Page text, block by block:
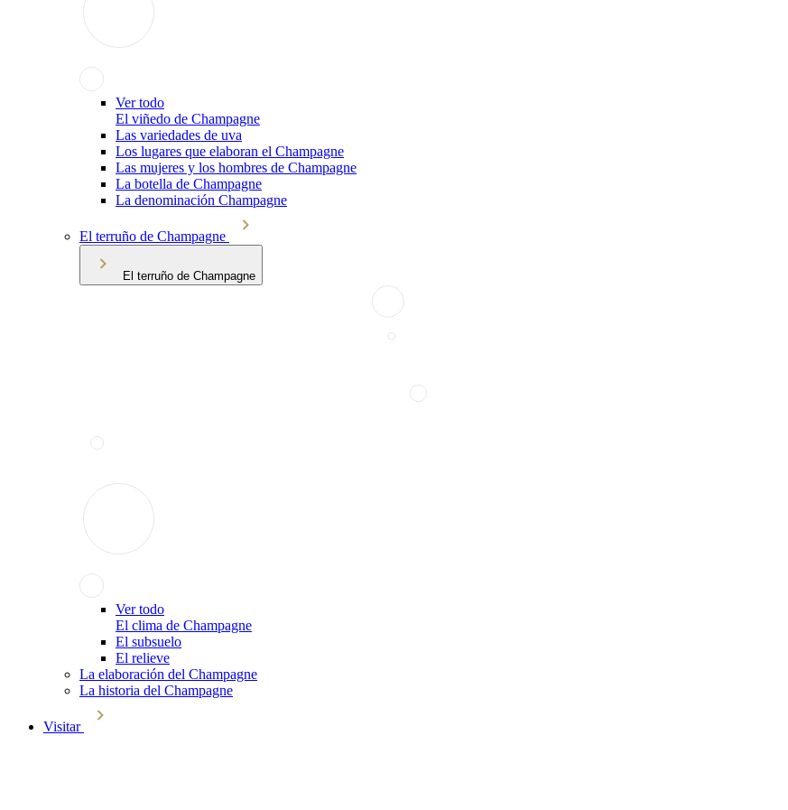
Ver todo
El viñedo de Champagne
Las variedades de uva
Los lugares que elaboran el Champagne
Las mujeres y los hombres de Champagne
La botella de Champagne
La denominación Champagne
El terruño de Champagne
El terruño de Champagne
Ver todo
El clima de Champagne
El subsuelo
El relieve
La elaboración del Champagne
La historia del Champagne
Visitar